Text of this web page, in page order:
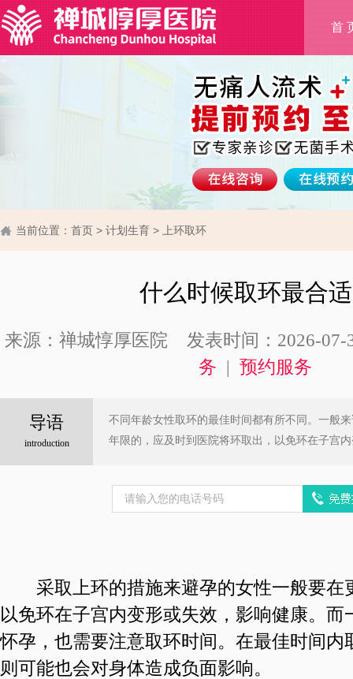
首
当前位置： 首页 > 计划生育 > 上环取环
什么时候取环最合
来源：禅城惇厚医院 发表时间：2026-
务 | 预约服务
导语
introduction
不同年龄女性取环的最佳时间都有所不同。一般
年限的，应及时到医院将环取出，以免环在子宫
采取上环的措施来避孕的女性一般要在
以免环在子宫内变形或失效，影响健康。而
怀孕，也需要注意取环时间。在最佳时间内
则可能也会对身体造成负面影响。